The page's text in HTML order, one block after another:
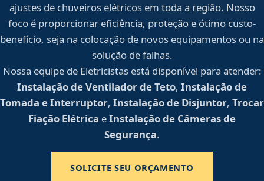
ajustes de chuveiros elétricos em toda a região. Nosso
foco é proporcionar eficiência, proteção e ótimo custo-
benefício, seja na colocação de novos equipamentos ou na
solução de falhas.
Nossa equipe de Eletricistas está disponível para atender:
Instalação de Ventilador de Teto, Instalação de
Tomada e Interruptor, Instalação de Disjuntor, Trocar
Fiação Elétrica eInstalação de Câmeras de
Segurança.
SOLICITE SEU ORÇAMENTO